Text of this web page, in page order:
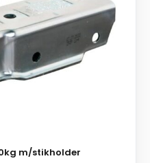
m/stikholder